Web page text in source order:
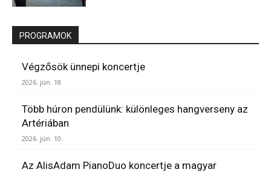
PROGRAMOK
Végzősök ünnepi koncertje
2026. jún. 18.
Több húron pendülünk: különleges hangverseny az
Artériában
2026. jún. 10.
Az AlisAdam PianoDuo koncertje a magyar